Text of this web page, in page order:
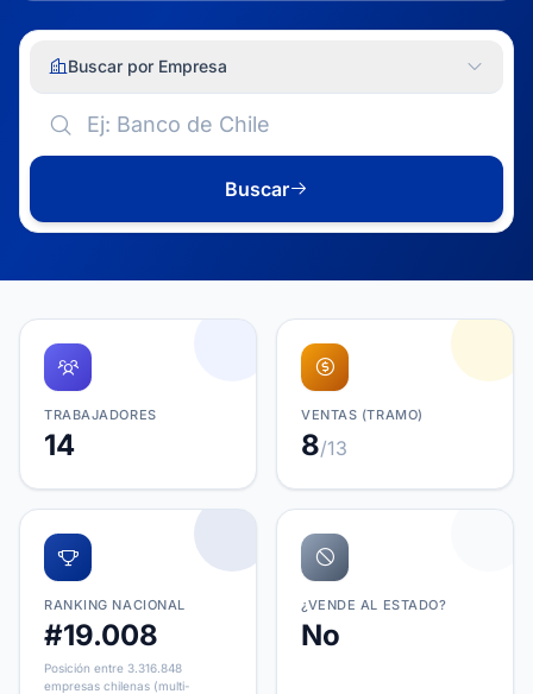
Buscar por Empresa
Buscar
TRABAJADORES
14
VENTAS (TRAMO)
8/13
RANKING NACIONAL
#19.008
Posición entre 3.316.848
empresas chilenas (multi-
¿VENDE AL ESTADO?
No